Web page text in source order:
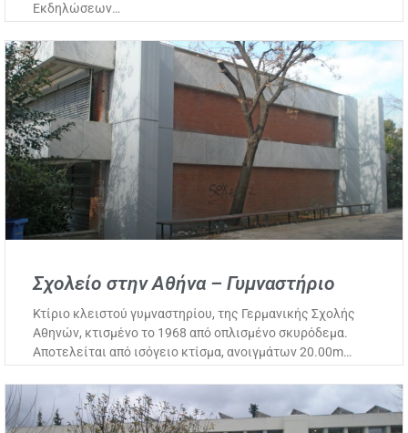
Εκδηλώσεων…
Σχολείο στην Αθήνα – Γυμναστήριο
Κτίριο κλειστού γυμναστηρίου, της Γερμανικής Σχολής
Αθηνών, κτισμένο το 1968 από οπλισμένο σκυρόδεμα.
Αποτελείται από ισόγειο κτίσμα, ανοιγμάτων 20.00m…